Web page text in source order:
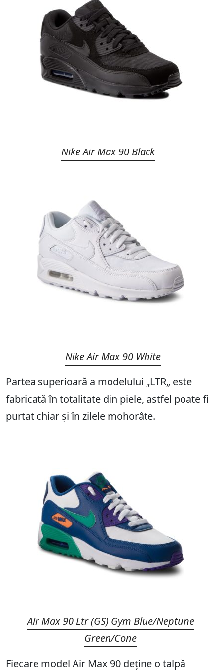
Nike Air Max 90 Black
Nike Air Max 90 White
Partea superioară a modelului „LTR„ este
fabricată în totalitate din piele, astfel poate fi
purtat chiar și în zilele mohorâte.
Air Max 90 Ltr (GS) Gym Blue/Neptune
Green/Cone
Fiecare model Air Max 90 deține o talpă